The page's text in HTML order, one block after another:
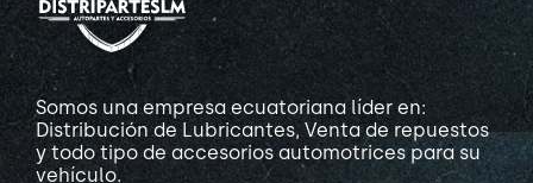
Somos una empresa ecuatoriana líder en:
Distribución de Lubricantes, Venta de repuestos
y todo tipo de accesorios automotrices para su
vehículo.